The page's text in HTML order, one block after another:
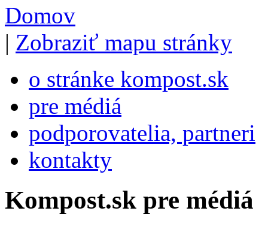
Domov
| Zobraziť mapu stránky
o stránke kompost.sk
pre médiá
podporovatelia, partneri
kontakty
Kompost.sk pre médiá